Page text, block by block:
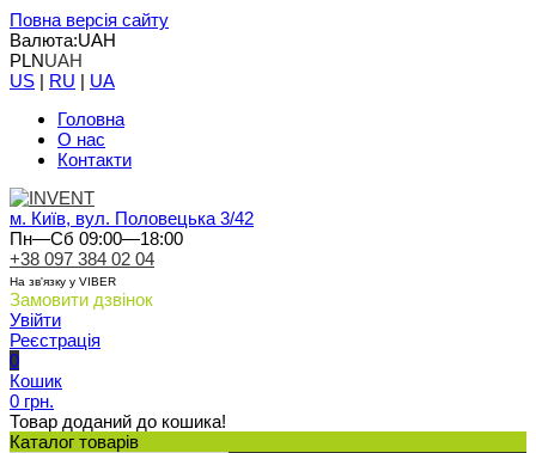
Повна версія сайту
Валюта:UAH
PLNUAH
US | RU | UA
Головна
О нас
Контакти
м. Київ, вул. Половецька 3/42
Пн—Сб 09:00—18:00
+38 097 384 02 04
На зв'язку у VIBER
Замовити дзвінок
Увійти
Реєстрація
0
Кошик
0 грн.
Товар доданий до кошика!
Каталог товарів